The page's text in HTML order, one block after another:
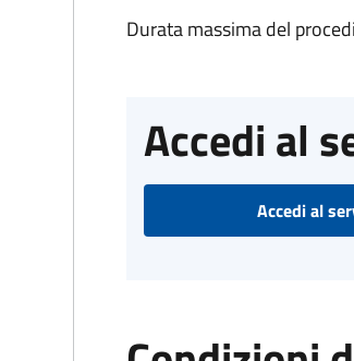
Durata massima del
Accedi al
Accedi al